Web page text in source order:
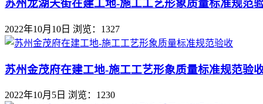
苏州龙湖天街在建工地-施工工艺形象质量标准规范
2022年10月10日 浏览：1327
苏州金茂府在建工地-施工工艺形象质量标准规范验
2022年10月5日 浏览：1230